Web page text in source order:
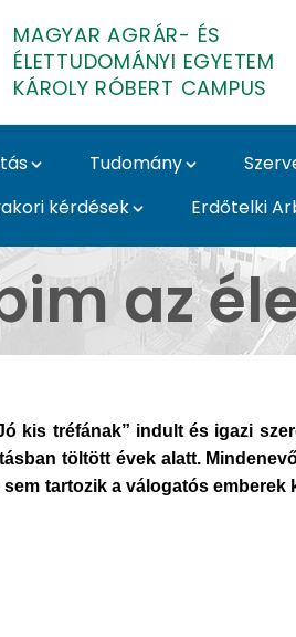
MAGYAR AGRÁR- ÉS
ÉLETTUDOMÁNYI EGYETEM
KÁROLY RÓBERT CAMPUS
Tudomány
kérdések Erdőtelki
az
kis tréfának” indult és igazi
töltött évek alatt.
tartozik a válogatós